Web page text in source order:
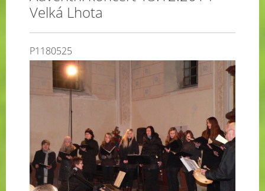
Velká Lhota
P1180525